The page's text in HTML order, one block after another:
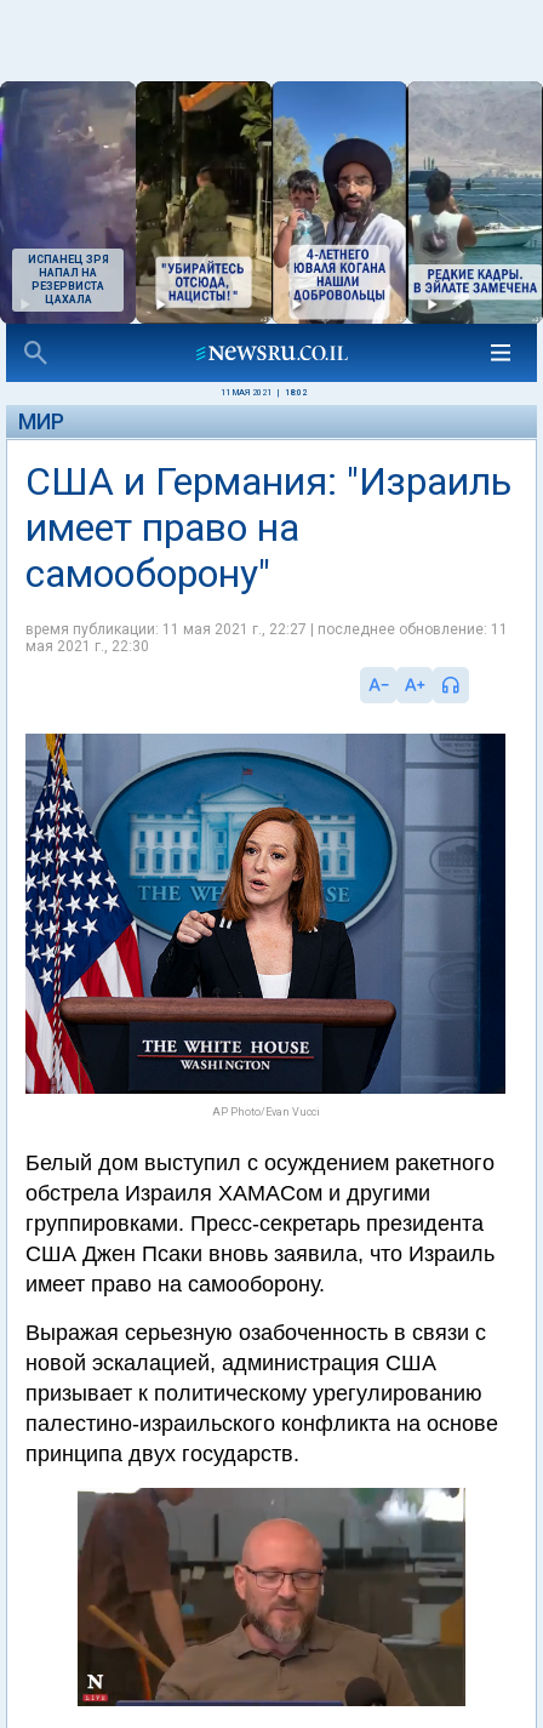
ИСПАНЕЦ ЗРЯ
НАПАЛ НА
РЕЗЕРВИСТА
ЦАХАЛА
11 МАЯ 2021 18:02
МИР
США и Германия: "Израиль
имеет право на
самооборону"
время публикации: 11 мая 2021 г., 22:27 | последнее обновление: 11
мая 2021 г., 22:30
AP Photo/Evan Vucci
Белый дом выступил с осуждением ракетного
обстрела Израиля ХАМАСом и другими
группировками. Пресс-секретарь президента
США Джен Псаки вновь заявила, что Израиль
имеет право на самооборону.
Выражая серьезную озабоченность в связи с
новой эскалацией, администрация США
призывает к политическому урегулированию
палестино-израильского конфликта на основе
принципа двух государств.